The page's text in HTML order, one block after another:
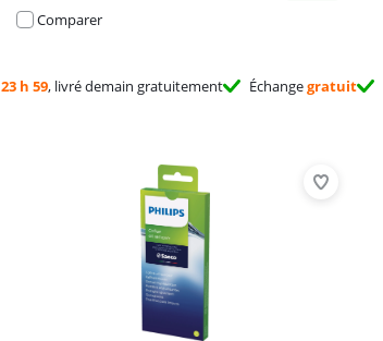
Comparer
23 h 59, livré demain gratuitement Échangegratuit